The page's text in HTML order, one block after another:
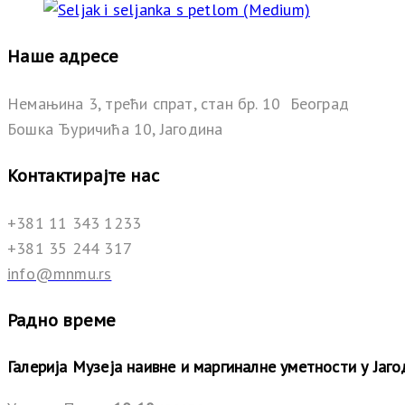
Наше адресе
Немањина 3, трећи спрат, стан бр. 10 Београд
Бошка Ђуричића 10, Јагодина
Контактирајте нас
+381 11 343 1233
+381 35 244 317
info@mnmu.rs
Радно време
Галерија Музеја наивне и маргиналне уметности у